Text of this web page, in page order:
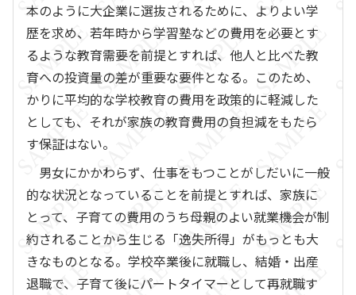
本のように大企業に選抜されるために、よりよい学
歴を求め、若年時から学習塾などの費用を必要とす
るような教育需要を前提とすれば、他人と比べた教
育への投資量の差が重要な要件となる。このため、
かりに平均的な学校教育の費用を政策的に軽減した
としても、それが家族の教育費用の負担減をもたら
す保証はない。
男女にかかわらず、仕事をもつことがしだいに一般
的な状況となっていることを前提とすれば、家族に
とって、子育ての費用のうち母親のよい就業機会が制
約されることから生じる「逸失所得」がもっとも大
きなものとなる。学校卒業後に就職し、結婚・出産
退職で、子育て後にパートタイマーとして再就職す